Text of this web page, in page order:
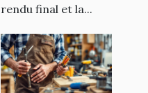
rendu final et la...